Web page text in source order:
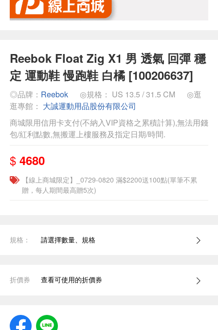
Reebok Float Zig X1 男 透氣 回彈 穩
定 運動鞋 慢跑鞋 白橘 [100206637]
◎品牌： Reebok ◎規格： US 13.5 / 31.5 CM
◎逛
逛專館： 大誠運動用品股份有限公司
商城限用信用卡支付(不納入VIP資格之累積計算),無法用錢
包/紅利點數,無搬運上樓服務及指定日期/時間.
$ 4680
【線上商城限定】_0729-0820 滿$2200送100點(單筆不累
贈，每人期間最高贈5次)
規格： 請選擇數量、規格
折價券 查看可使用的折價券